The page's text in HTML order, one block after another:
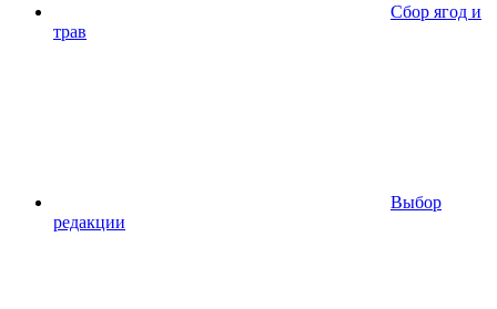
Сбор ягод и
трав
Выбор
редакции